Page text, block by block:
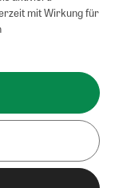
mit Wirkung für